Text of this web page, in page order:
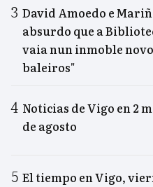
David Amoedo e
absurdo que a
vaia nun inmoble
baleiros"
Noticias de Vigo en 2
de agosto
El tiempo en Vigo,